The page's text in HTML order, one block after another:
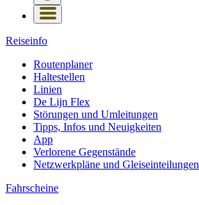
Reiseinfo
Routenplaner
Haltestellen
Linien
De Lijn Flex
Störungen und Umleitungen
Tipps, Infos und Neuigkeiten
App
Verlorene Gegenstände
Netzwerkpläne und Gleiseinteilungen
Fahrscheine